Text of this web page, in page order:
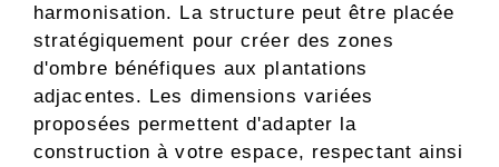
harmonisation. La structure peut être placée
stratégiquement pour créer des zones
d'ombre bénéfiques aux plantations
adjacentes. Les dimensions variées
proposées permettent d'adapter la
construction à votre espace, respectant ainsi